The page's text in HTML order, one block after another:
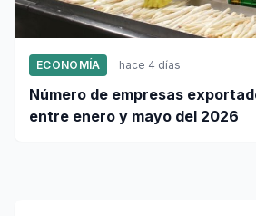
ECONOMÍA hace 4 días
Número de empresas
entre enero y mayo del 2026